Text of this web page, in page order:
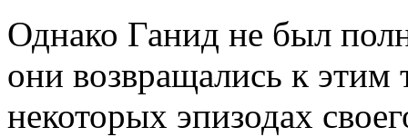
Однако Ганид не был
они возвращались к этим
некоторых эпизодах